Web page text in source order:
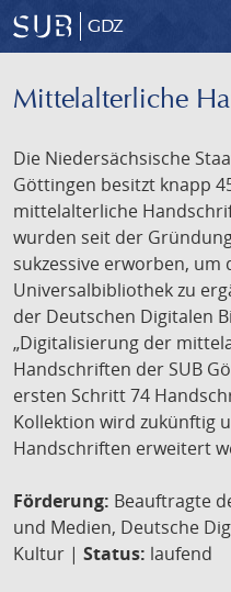
GDZ
Mittelalterliche
Die Niedersächsische
Göttingen besitzt knapp
mittelalterliche
wurden seit der
sukzessive erworben, um
Universalbibliothek zu
der Deutschen Digitalen
„Digitalisierung der
Handschriften der SUB
ersten Schritt 74
Kollektion wird zukünftig
Handschriften erweitert
Förderung: Beauftragte
und Medien, Deutsche
Kultur | Status: laufend